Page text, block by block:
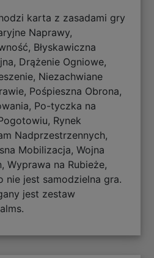
karta z zasadami gry
Naprawy,
Błyskawiczna
Drążenie Ogniowe,
Niezachwiane
Pośpieszna Obrona,
Po-tyczka na
Rynek
Nadprzestrzennych,
Mobilizacja, Wojna
Wyprawa na Rubieże,
nie jest samodzielna gra.
jest zestaw